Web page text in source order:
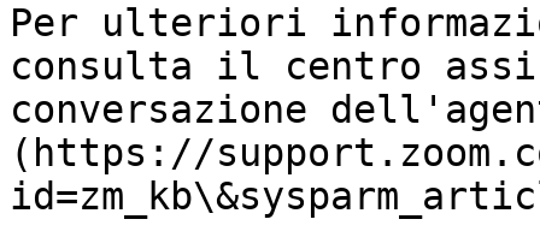
Per ulteriori
consulta il centro
conversazione
(https://